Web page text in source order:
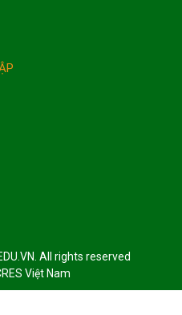
All rights reserved
Việt Nam